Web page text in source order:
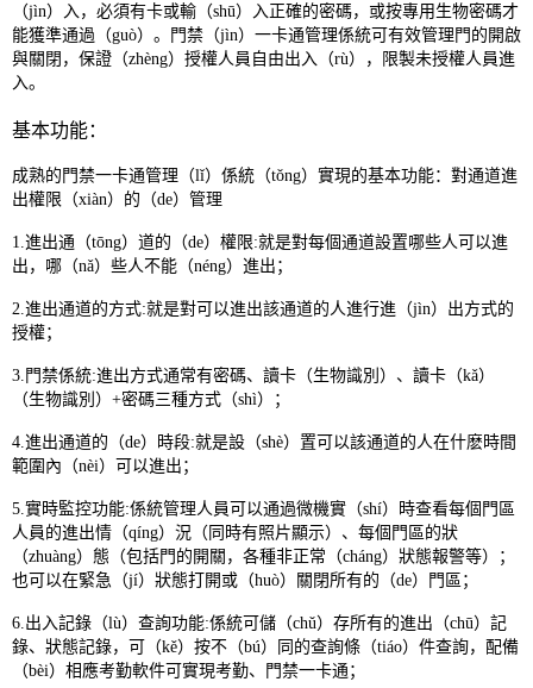
（jìn）入，必須有卡或輸（shū）入正確的密碼，或按專用生物密碼才
能獲準通過（guò）。門禁（jìn）一卡通管理係統可有效管理門的開啟
與關閉，保證（zhèng）授權人員自由出入（rù），限製未授權人員進
入。
基本功能：
成熟的門禁一卡通管理（lǐ）係統（tǒng）實現的基本功能：對通道進
出權限（xiàn）的（de）管理
1.進出通（tōng）道的（de）權限:就是對每個通道設置哪些人可以進
出，哪（nǎ）些人不能（néng）進出；
2.進出通道的方式:就是對可以進出該通道的人進行進（jìn）出方式的
授權；
3.門禁係統:進出方式通常有密碼、讀卡（生物識別）、讀卡（kǎ）
（生物識別）+密碼三種方式（shì）；
4.進出通道的（de）時段:就是設（shè）置可以該通道的人在什麽時間
範圍內（nèi）可以進出；
5.實時監控功能:係統管理人員可以通過微機實（shí）時查看每個門區
人員的進出情（qíng）況（同時有照片顯示）、每個門區的狀
（zhuàng）態（包括門的開關，各種非正常（cháng）狀態報警等）；
也可以在緊急（jí）狀態打開或（huò）關閉所有的（de）門區；
6.出入記錄（lù）查詢功能:係統可儲（chǔ）存所有的進出（chū）記
錄、狀態記錄，可（kě）按不（bú）同的查詢條（tiáo）件查詢，配備
（bèi）相應考勤軟件可實現考勤、門禁一卡通；